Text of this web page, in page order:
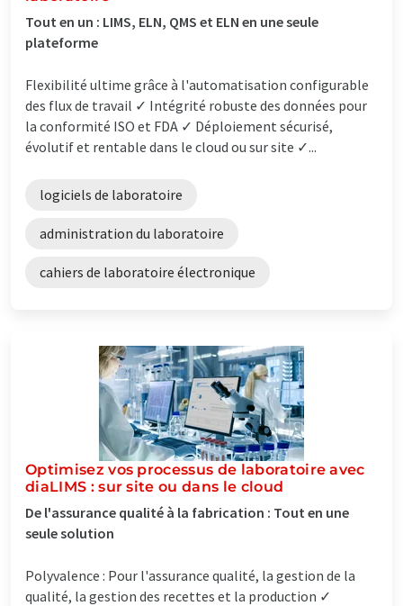
Tout en un : LIMS, ELN, QMS et ELN en une seule
plateforme
Flexibilité ultime grâce à l'automatisation configurable
des flux de travail ✓ Intégrité robuste des données pour
la conformité ISO et FDA ✓ Déploiement sécurisé,
évolutif et rentable dans le cloud ou sur site ✓...
logiciels de laboratoire
administration du laboratoire
cahiers de laboratoire électronique
Optimisez vos processus de laboratoire avec
diaLIMS : sur site ou dans le cloud
De l'assurance qualité à la fabrication : Tout en une
seule solution
Polyvalence : Pour l'assurance qualité, la gestion de la
qualité, la gestion des recettes et la production ✓